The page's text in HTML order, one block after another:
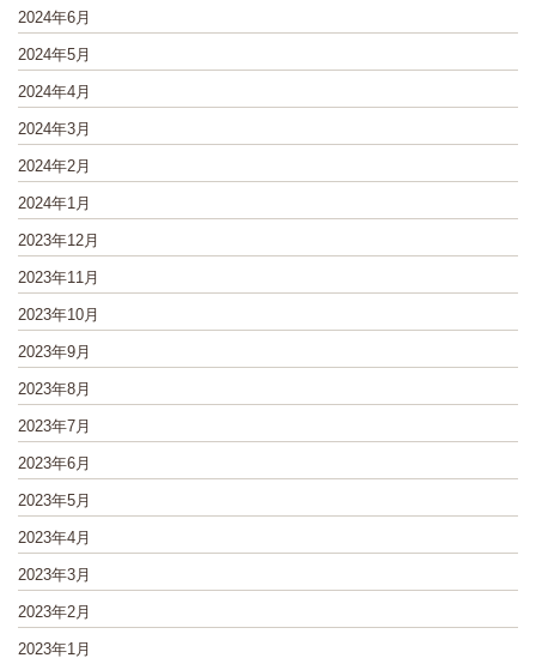
2024年6月
2024年5月
2024年4月
2024年3月
2024年2月
2024年1月
2023年12月
2023年11月
2023年10月
2023年9月
2023年8月
2023年7月
2023年6月
2023年5月
2023年4月
2023年3月
2023年2月
2023年1月